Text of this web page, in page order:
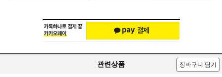
관련상품 장바구니 담기